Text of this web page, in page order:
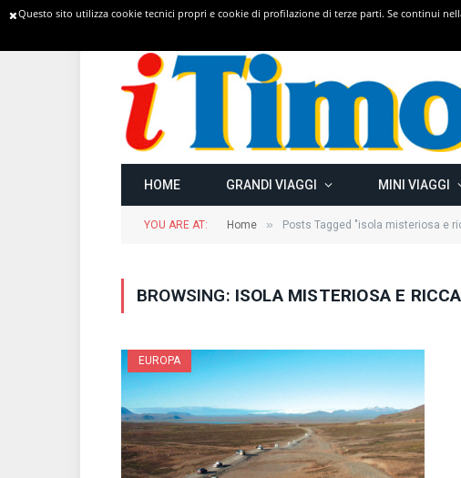
TRENDING
HOME GRANDI VIAGGI MINI VIAGGI
YOU ARE AT: Home » Posts Tagged "isola misteriosa e
BROWSING: ISOLA MISTERIOSA E
EUROPA
Questo sito utilizza cookie tecnici propri e cookie di profilazione di terze parti. Se continui